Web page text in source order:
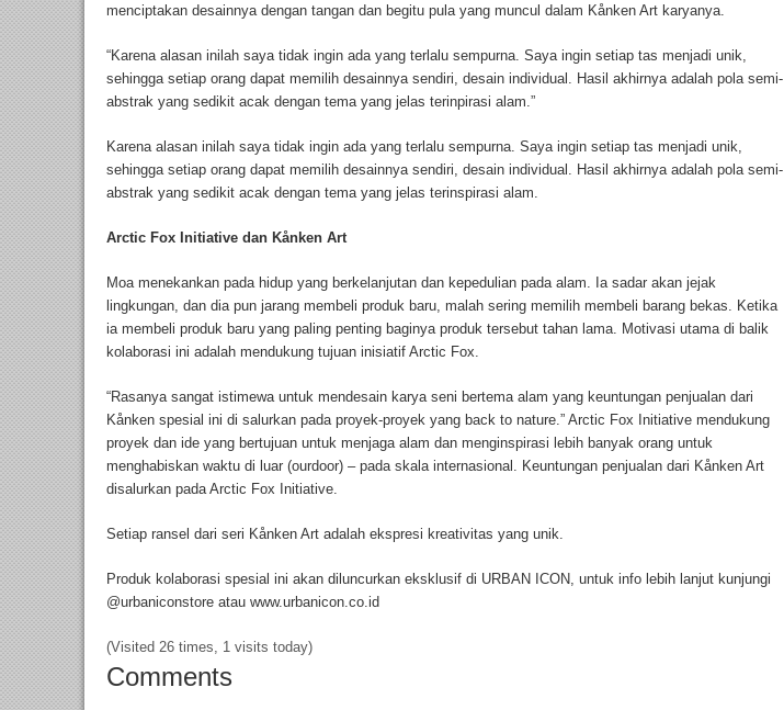
menciptakan desainnya dengan tangan dan begitu pula yang muncul dalam Kånken Art karyanya.
“Karena alasan inilah saya tidak ingin ada yang terlalu sempurna. Saya ingin setiap tas menjadi unik,
sehingga setiap orang dapat memilih desainnya sendiri, desain individual. Hasil akhirnya adalah pola semi-
abstrak yang sedikit acak dengan tema yang jelas terinpirasi alam.”
Karena alasan inilah saya tidak ingin ada yang terlalu sempurna. Saya ingin setiap tas menjadi unik,
sehingga setiap orang dapat memilih desainnya sendiri, desain individual. Hasil akhirnya adalah pola semi-
abstrak yang sedikit acak dengan tema yang jelas terinspirasi alam.
Arctic Fox Initiative dan Kånken Art
Moa menekankan pada hidup yang berkelanjutan dan kepedulian pada alam. Ia sadar akan jejak
lingkungan, dan dia pun jarang membeli produk baru, malah sering memilih membeli barang bekas. Ketika
ia membeli produk baru yang paling penting baginya produk tersebut tahan lama. Motivasi utama di balik
kolaborasi ini adalah mendukung tujuan inisiatif Arctic Fox.
“Rasanya sangat istimewa untuk mendesain karya seni bertema alam yang keuntungan penjualan dari
Kånken spesial ini di salurkan pada proyek-proyek yang back to nature.” Arctic Fox Initiative mendukung
proyek dan ide yang bertujuan untuk menjaga alam dan menginspirasi lebih banyak orang untuk
menghabiskan waktu di luar (ourdoor) – pada skala internasional. Keuntungan penjualan dari Kånken Art
disalurkan pada Arctic Fox Initiative.
Setiap ransel dari seri Kånken Art adalah ekspresi kreativitas yang unik.
Produk kolaborasi spesial ini akan diluncurkan eksklusif di URBAN ICON, untuk info lebih lanjut kunjungi
@urbaniconstore atau www.urbanicon.co.id
(Visited 26 times, 1 visits today)
Comments